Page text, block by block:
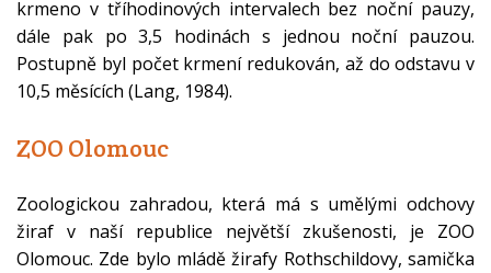
krmeno v tříhodinových intervalech bez noční pauzy,
dále pak po 3,5 hodinách s jednou noční pauzou.
Postupně byl počet krmení redukován, až do odstavu v
10,5 měsících (Lang, 1984).
ZOO Olomouc
Zoologickou zahradou, která má s umělými odchovy
žiraf v naší republice největší zkušenosti, je ZOO
Olomouc. Zde bylo mládě žirafy Rothschildovy, samička